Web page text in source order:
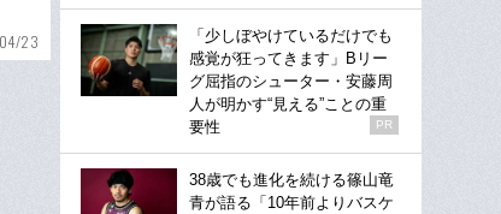
23
「少しぼやけているだけでも
感覚が狂ってきます」Bリー
グ屈指のシューター・安藤周
人が明かす“見える”ことの重
要性
PR
38歳でも進化を続ける篠山竜
青が語る「10年前よりバスケ